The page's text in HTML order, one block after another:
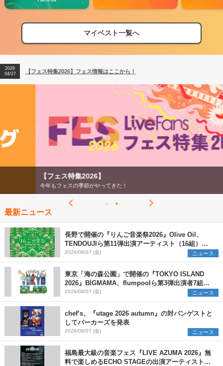
マイベスト一覧へ
【フェス特集2026】フェス情報はここから！
【ライブ動員ランキング】2026年上半期編発表！
2026
04/27
【フェス特集2026】フェス情報はここから！
2026
【ライブ動員ランキング】2026年上半期編発表！
【フェス特集2026】
今年もフェスの季節がやってきた！
最新ニュース
長野で開催の『りんご音楽祭2026』Olive Oil、
TENDOUJIら第11弾出演アーティスト（16組）を
発表
2026/08/07 (金) ニュース
東京「海の森公園」で開催の『TOKYO ISLAND
2026』BIGMAMA、flumpoolら第3弾出演者7組を
発表 ワークショップ・アート出展者を募集
2026/08/07 (金) ニュース
chef’s、『utage 2026 autumn』の対バンゲストと
してパーカーズを発表
2026/08/07 (金) ニュース
福島最大級の音楽フェス『LIVE AZUMA 2026』無
料で楽しめるECHO STAGEの出演アーティストを